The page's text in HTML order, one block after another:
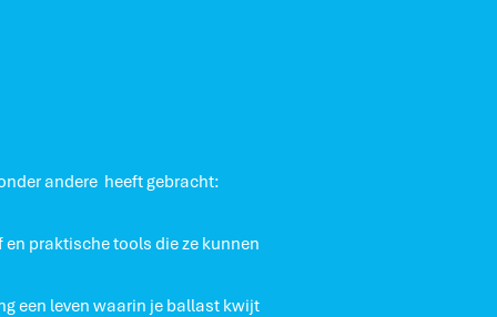
andere heeft gebracht:
praktische tools die ze kunnen
een leven waarin je ballast kwijt